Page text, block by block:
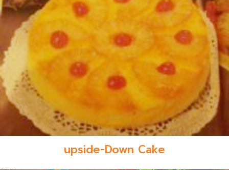
upside-Down Cake